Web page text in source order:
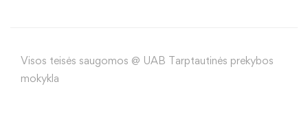
Visos teisės saugomos @ UAB Tarptautinės prekybos
mokykla